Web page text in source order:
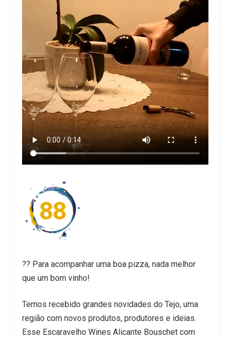
?? Para acompanhar uma boa pizza, nada melhor
que um bom vinho!
Temos recebido grandes novidades do Tejo, uma
região com novos produtos, produtores e ideias.
Esse Escaravelho Wines Alicante Bouschet com